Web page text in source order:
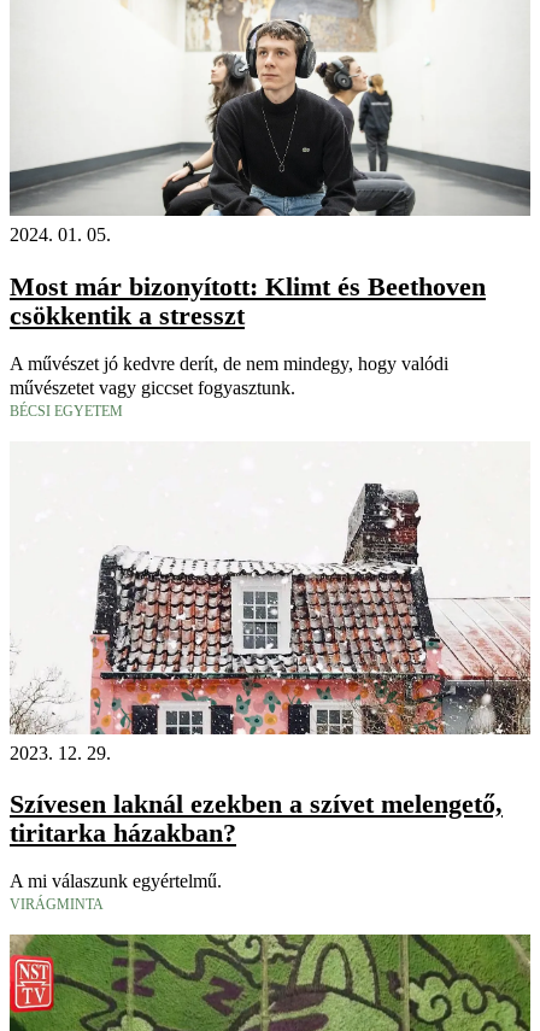
2024. 01. 05.
Most már bizonyított: Klimt és Beethoven
csökkentik a stresszt
A művészet jó kedvre derít, de nem mindegy, hogy valódi
művészetet vagy giccset fogyasztunk.
BÉCSI EGYETEM
2023. 12. 29.
Szívesen laknál ezekben a szívet melengető,
tiritarka házakban?
A mi válaszunk egyértelmű.
VIRÁGMINTA